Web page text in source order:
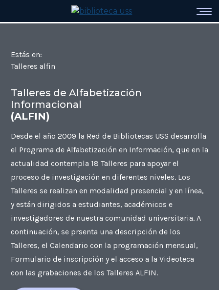
Estás en:
Talleres alfin
Talleres de Alfabetización
Informacional
(ALFIN)
Desde el año 2009 la Red de Bibliotecas USS desarrolla
el Programa de Alfabetización en Información, que en la
actualidad contempla 18 Talleres para apoyar el
proceso de investigación en diferentes niveles. Los
Talleres se realizan en modalidad presencial y en línea,
y están dirigidos a estudiantes, académicos e
investigadores de nuestra comunidad universitaria. A
continuación, se prsenta una descripción de los
Talleres, el Calendario con la programación mensual,
Formulario de inscripción y el acceso a la Videoteca
con las grabaciones de los Talleres ALFIN.